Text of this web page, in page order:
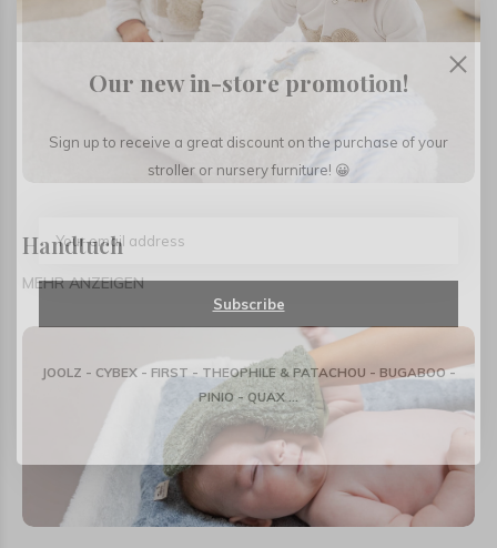
Handtuch
MEHR ANZEIGEN
Our new in-store promotion!
Sign up to receive a great discount on the purchase of your
stroller or nursery furniture! 😀
Subscribe
JOOLZ - CYBEX - FIRST - THEOPHILE & PATACHOU - BUGABOO -
PINIO - QUAX ...